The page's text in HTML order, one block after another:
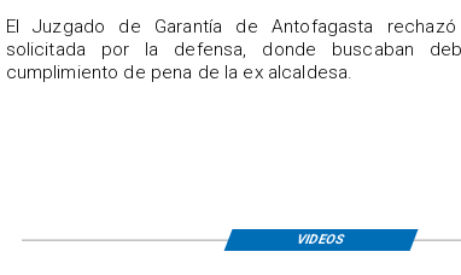
El Juzgado de Garantía de Antofagasta
solicitada por la defensa, donde buscaban
cumplimiento de pena de la ex alcaldesa.
VIDEOS